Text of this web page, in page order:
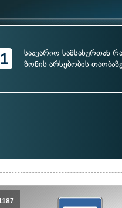
1
საავარიო სამსახურთან
ზონის არსებობის